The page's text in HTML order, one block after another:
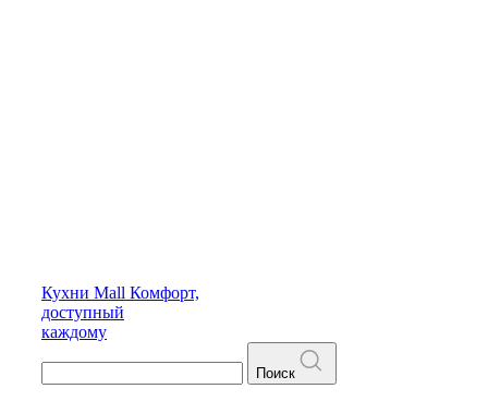
Кухни Mall Комфорт,
доступный
каждому
Поиск